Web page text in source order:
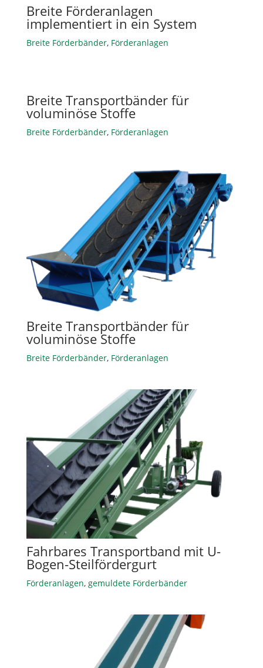
Breite Förderanlagen
implementiert in ein System
Breite Förderbänder, Förderanlagen
Breite Transportbänder für
voluminöse Stoffe
Breite Förderbänder, Förderanlagen
Breite Transportbänder für
voluminöse Stoffe
Breite Förderbänder, Förderanlagen
Fahrbares Transportband mit U-
Bogen-Steilfördergurt
Förderanlagen, gemuldete Förderbänder